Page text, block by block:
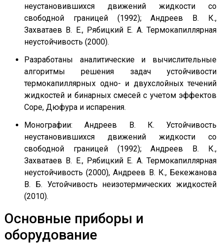
неустановившихся движений жидкости со
свободной границей (1992); Андреев В. К.,
Захватаев В. Е., Рябицкий Е. А. Термокапиллярная
неустойчивость (2000).
Разработаны аналитические и вычислительные
алгоритмы решения задач устойчивости
термокапиллярных одно- и двухслойных течений
жидкостей и бинарных смесей с учетом эффектов
Соре, Дюфура и испарения.
Монографии: Андреев В. К. Устойчивость
неустановившихся движений жидкости со
свободной границей (1992); Андреев В. К.,
Захватаев В. Е., Рябицкий Е. А. Термокапиллярная
неустойчивость (2000), Андреев В. К., Бекежанова
В. Б. Устойчивость неизотермических жидкостей
(2010).
Основные приборы и
оборудование